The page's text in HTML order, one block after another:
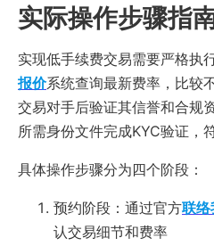
实际操作步骤指
实现低手续费交易需要严格执
报价系统查询最新费率，比较
交易对手后验证其信誉和合规
所需身份文件完成KYC验证，
具体操作步骤分为四个阶段：
预约阶段：通过官方联络
认交易细节和费率